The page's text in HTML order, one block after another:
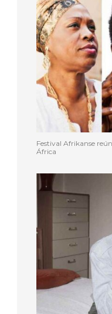
Festival Afrikanse
África